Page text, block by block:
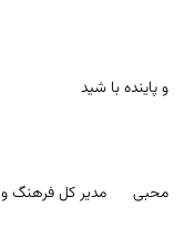
و پاینده با شید
محبی مدیر کل فرهنگ و